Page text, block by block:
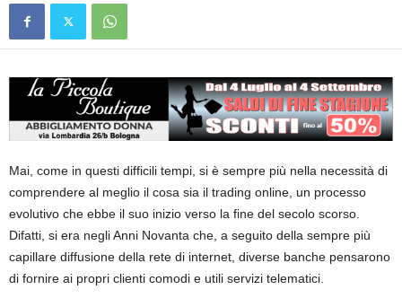
Mai, come in questi difficili tempi, si è sempre più nella necessità di
comprendere al meglio il cosa sia il trading online, un processo
evolutivo che ebbe il suo inizio verso la fine del secolo scorso.
Difatti, si era negli Anni Novanta che, a seguito della sempre più
capillare diffusione della rete di internet, diverse banche pensarono
di fornire ai propri clienti comodi e utili servizi telematici.